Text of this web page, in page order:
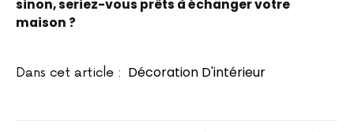
sinon, seriez-vous prêts à échanger votre
maison ?
Dans cet article : Décoration D'intérieur